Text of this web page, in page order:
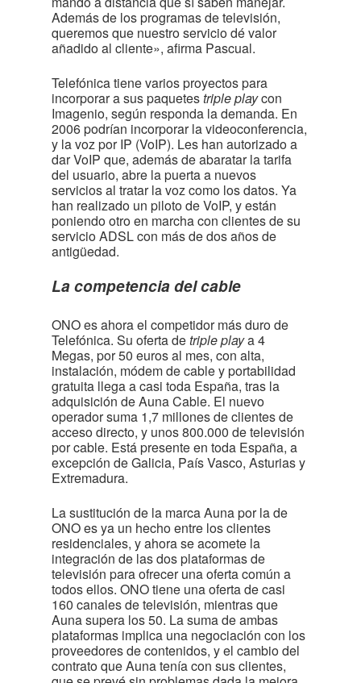
Además de los programas de televisión,
queremos que nuestro servicio dé valor
añadido al cliente», afirma Pascual.
Telefónica tiene varios proyectos para
incorporar a sus paquetestriple playcon
Imagenio, según responda la demanda. En
2006 podrían incorporar la videoconferencia,
y la voz por IP (VoIP). Les han autorizado a
dar VoIP que, además de abaratar la tarifa
del usuario, abre la puerta a nuevos
servicios al tratar la voz como los datos. Ya
han realizado un piloto de VoIP, y están
poniendo otro en marcha con clientes de su
servicio ADSL con más de dos años de
antigüedad.
La competencia del cable
ONO es ahora el competidor más duro de
Telefónica. Su oferta detriple playa 4
Megas, por 50 euros al mes, con alta,
instalación, módem de cable y portabilidad
gratuita llega a casi toda España, tras la
adquisición de Auna Cable. El nuevo
operador suma 1,7 millones de clientes de
acceso directo, y unos 800.000 de televisión
por cable. Está presente en toda España, a
excepción de Galicia, País Vasco, Asturias y
Extremadura.
La sustitución de la marca Auna por la de
ONO es ya un hecho entre los clientes
residenciales, y ahora se acomete la
integración de las dos plataformas de
televisión para ofrecer una oferta común a
todos ellos. ONO tiene una oferta de casi
160 canales de televisión, mientras que
Auna supera los 50. La suma de ambas
plataformas implica una negociación con los
proveedores de contenidos, y el cambio del
contrato que Auna tenía con sus clientes,